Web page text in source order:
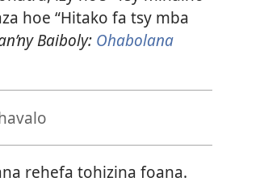
hoe “Hitako fa tsy mba
Baiboly: Ohabolana
rehefa tohizina foana.